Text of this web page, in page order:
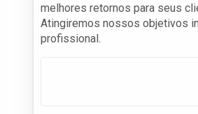
melhores retornos para seus
Atingiremos nossos objetivos
profissional.